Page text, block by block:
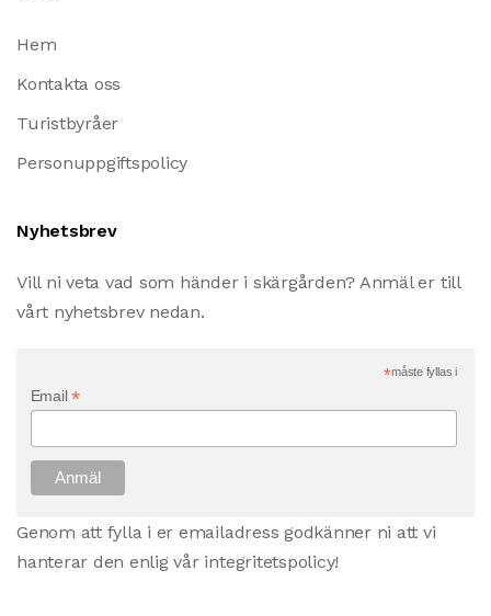
Hem
Kontakta oss
Turistbyråer
Personuppgiftspolicy
Nyhetsbrev
Vill ni veta vad som händer i skärgården? Anmäl er till
vårt nyhetsbrev nedan.
*måste fyllas i
Email*
Genom att fylla i er emailadress godkänner ni att vi
hanterar den enlig vår integritetspolicy!